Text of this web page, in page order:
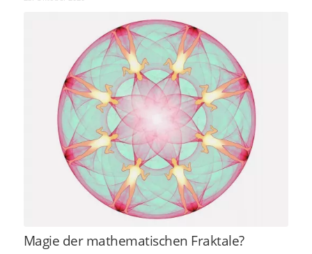
Magie der mathematischen Fraktale?